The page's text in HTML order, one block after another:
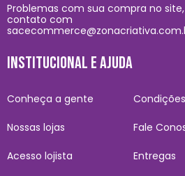
Problemas com sua compra no
contato com
INSTITUCIONAL E AJUDA
Conheça a gente
Nossas lojas
Acesso lojista
Fale
Entregas